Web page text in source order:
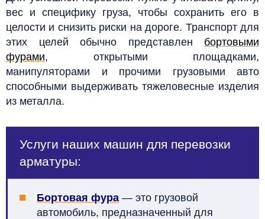
вес и специфику груза, чтобы сохранить его в
целости и снизить риски на дороге. Транспорт для
этих целей обычно представлен бортовыми
фурами, открытыми площадками,
манипуляторами и прочими грузовыми авто
способными выдерживать тяжеловесные изделия
из металла.
Услуги наших машин для перевозки
арматуры:
Бортовая фура — это грузовой
автомобиль, предназначенный для